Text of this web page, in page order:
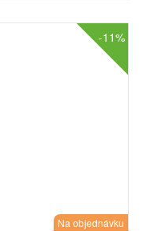
-11%
Na objednávku